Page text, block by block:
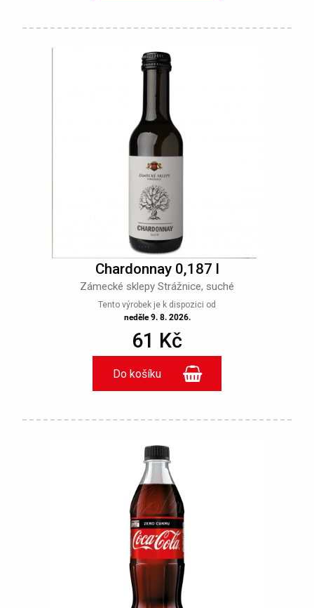
Chardonnay 0,187 l
Zámecké sklepy Strážnice, suché
Tento výrobek je k dispozici od
neděle 9. 8. 2026.
61 Kč